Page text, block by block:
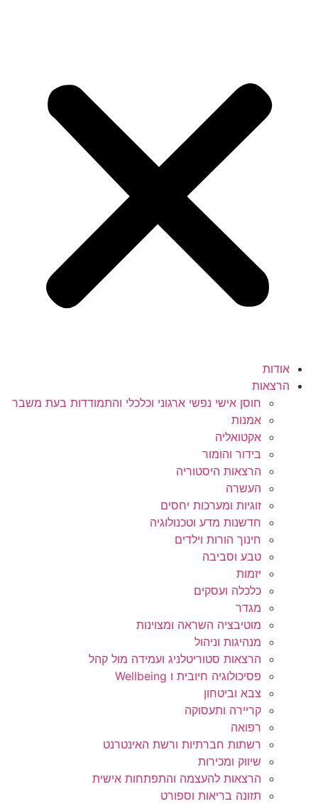
אודות
הרצאות
חוסן אישי נפשי ארגוני וכלכלי והתמודדות בעת משבר
אמנות
אקטואליה
בידור והומור
הרצאות היסטוריה
העשרה
זוגיות ומערכות יחסים
חדשנות מדע וטכנולוגיה
חינוך הורות וילדים
טבע וסביבה
יזמות
כלכלה ועסקים
מגדר
מוטיבציה השראה ומצוינות
מנהיגות וניהול
הרצאות סטוריטלניג ועמידה מול קהל
פסיכולוגיה חיובית ו Wellbeing
צבא וביטחון
קריירה ותעסוקה
רפואה
רשתות חברתיות ורשת האינטרנט
שיווק ומכירות
הרצאות להעצמה והתפתחות אישית
תזונה בריאות וספורט